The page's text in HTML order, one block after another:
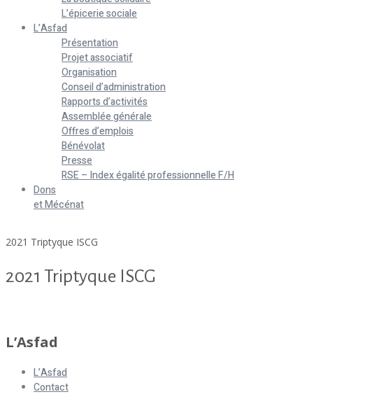
L’épicerie sociale
L’Asfad
Présentation
Projet associatif
Organisation
Conseil d’administration
Rapports d’activités
Assemblée générale
Offres d’emplois
Bénévolat
Presse
RSE – Index égalité professionnelle F/H
Dons
et Mécénat
2021 Triptyque ISCG
2021 Triptyque ISCG
L’Asfad
L’Asfad
Contact